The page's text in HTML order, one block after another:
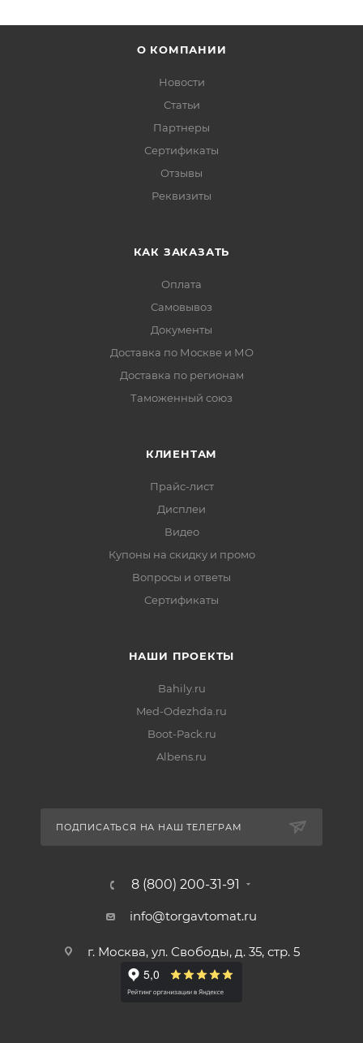
О КОМПАНИИ
Новости
Статьи
Партнеры
Сертификаты
Отзывы
Реквизиты
КАК ЗАКАЗАТЬ
Оплата
Самовывоз
Документы
Доставка по Москве и МО
Доставка по регионам
Таможенный союз
КЛИЕНТАМ
Прайс-лист
Дисплеи
Видео
Купоны на скидку и промо
Вопросы и ответы
Сертификаты
НАШИ ПРОЕКТЫ
Bahily.ru
Med-Odezhda.ru
Boot-Pack.ru
Albens.ru
ПОДПИСАТЬСЯ НА НАШ ТЕЛЕГРАМ
8 (800) 200-31-91
info@torgavtomat.ru
г. Москва, ул. Свободы, д. 35, стр. 5